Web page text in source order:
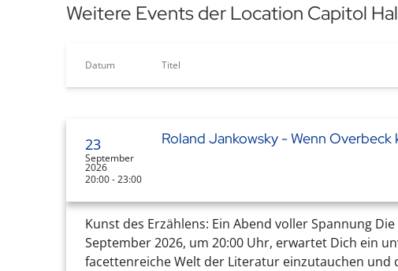
Weitere Events der Location Capitol
Datum Titel
23
September
2026
20:00 - 23:00
Roland Jankowsky - Wenn
Kunst des Erzählens: Ein Abend voller Spannung
September 2026, um 20:00 Uhr, erwartet Dich ein
facettenreiche Welt der Literatur einzutauchen und